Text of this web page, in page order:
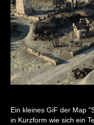
Ein kleines GiF der Map
in Kurzform wie sich ein